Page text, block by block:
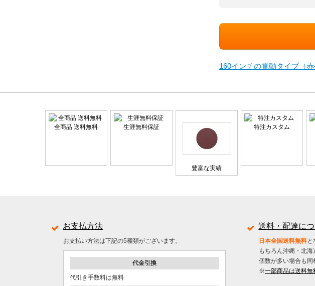
160インチの電動タイプ（
全商品 送料無料 生涯無料保証
豊富な実績
特注カスタム
お支払方法
お支払い方法は下記の5種類がございます。
代金引換
代引き手数料は無料
送料・配達に
日本全国送料無料と
もちろん沖縄・北海
個数が多い場合も同
※一部商品は送料無